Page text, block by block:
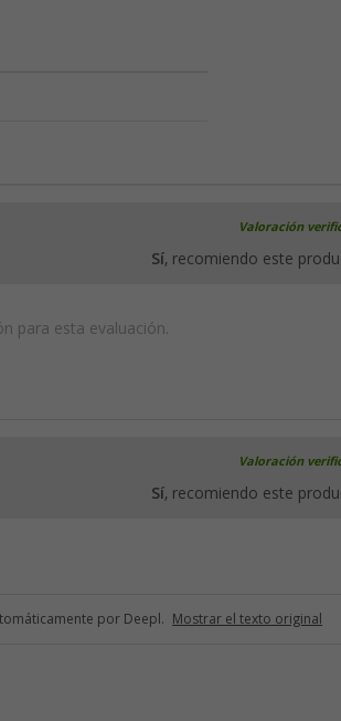
Valoración
Sí, recomiendo este
para esta evaluación.
Valoración
Sí, recomiendo este
por Deepl. Mostrar el texto original